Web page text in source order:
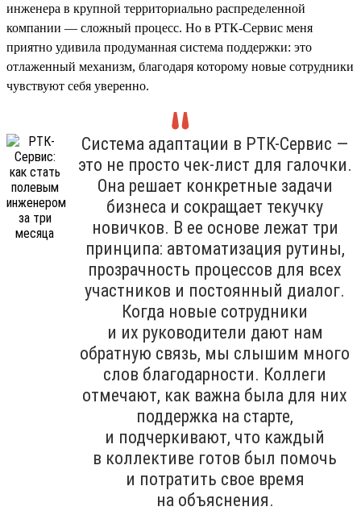
инженера в крупной территориально распределенной
компании — сложный процесс. Но в РТК-Сервис меня
приятно удивила продуманная система поддержки: это
отлаженный механизм, благодаря которому новые сотрудники
чувствуют себя уверенно.
Система адаптации в РТК-Сервис —
это не просто чек-лист для галочки.
Она решает конкретные задачи
бизнеса и сокращает текучку
новичков. В ее основе лежат три
принципа: автоматизация рутины,
прозрачность процессов для всех
участников и постоянный диалог.
Когда новые сотрудники
и их руководители дают нам
обратную связь, мы слышим много
слов благодарности. Коллеги
отмечают, как важна была для них
поддержка на старте,
и подчеркивают, что каждый
в коллективе готов был помочь
и потратить свое время
на объяснения.